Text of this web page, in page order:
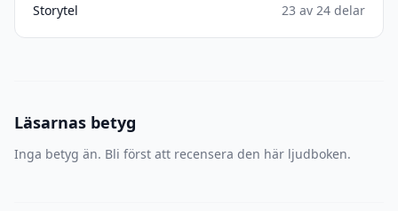
Storytel
23 av 24 delar
Läsarnas betyg
Inga betyg än. Bli först att recensera den här ljudboken.